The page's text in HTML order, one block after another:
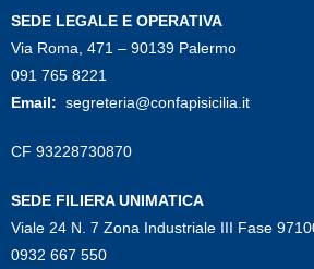
SEDE LEGALE E OPERATIVA
Via Roma, 471 – 90139 Palermo
091 765 8221
Email: segreteria@confapisicilia.it
CF 93228730870
SEDE FILIERA UNIMATICA
Viale 24 N. 7 Zona Industriale III Fase
0932 667 550